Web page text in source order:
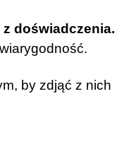
doświadczenia.
by zdjąć z nich